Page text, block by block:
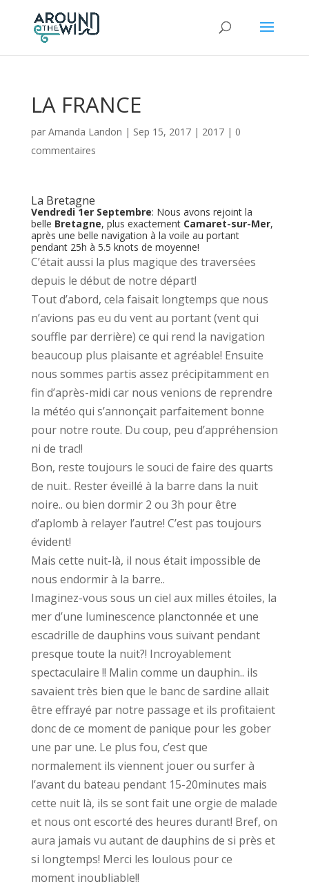
LA FRANCE
par Amanda Landon | Sep 15, 2017| 2017| 0
commentaires
La Bretagne
Vendredi 1er Septembre: Nous avons rejoint la
belle Bretagne, plus exactement Camaret-sur-Mer,
après une belle navigation à la voile au portant
pendant 25h à 5.5 knots de moyenne!
C’était aussi la plus magique des traversées
depuis le début de notre départ!
Tout d’abord, cela faisait longtemps que nous
n’avions pas eu du vent au portant (vent qui
souffle par derrière) ce qui rend la navigation
beaucoup plus plaisante et agréable! Ensuite
nous sommes partis assez précipitamment en
fin d’après-midi car nous venions de reprendre
la météo qui s’annonçait parfaitement bonne
pour notre route. Du coup, peu d’appréhension
ni de trac!!
Bon, reste toujours le souci de faire des quarts
de nuit.. Rester éveillé à la barre dans la nuit
noire.. ou bien dormir 2 ou 3h pour être
d’aplomb à relayer l’autre! C’est pas toujours
évident!
Mais cette nuit-là, il nous était impossible de
nous endormir à la barre..
Imaginez-vous sous un ciel aux milles étoiles, la
mer d’une luminescence planctonnée et une
escadrille de dauphins vous suivant pendant
presque toute la nuit?! Incroyablement
spectaculaire !! Malin comme un dauphin.. ils
savaient très bien que le banc de sardine allait
être effrayé par notre passage et ils profitaient
donc de ce moment de panique pour les gober
une par une. Le plus fou, c’est que
normalement ils viennent jouer ou surfer à
l’avant du bateau pendant 15-20minutes mais
cette nuit là, ils se sont fait une orgie de malade
et nous ont escorté des heures durant! Bref, on
aura jamais vu autant de dauphins de si près et
si longtemps! Merci les loulous pour ce
moment inoubliable!!